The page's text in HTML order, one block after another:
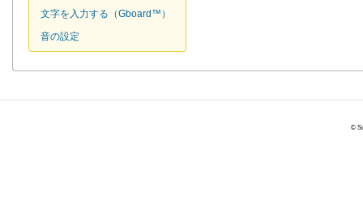
文字を入力する（Gboard™）
音の設定
©